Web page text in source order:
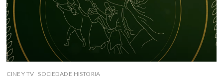
Conquista
CINE Y TV SOCIEDAD E HISTORIA